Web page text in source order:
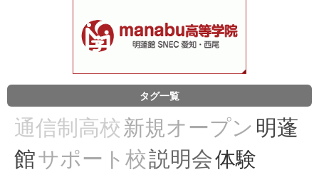
タグ一覧
通信制高校新規オープン明蓬
館サポート校説明会体験